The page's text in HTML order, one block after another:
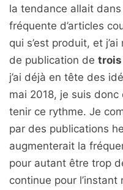
la tendance allait
fréquente d’articles
qui s’est produit, et
de publication de trois
j’ai déjà en tête des
mai 2018, je suis donc
tenir ce rythme. Je
par des publications
augmenterait la
pour autant être trop
continue pour